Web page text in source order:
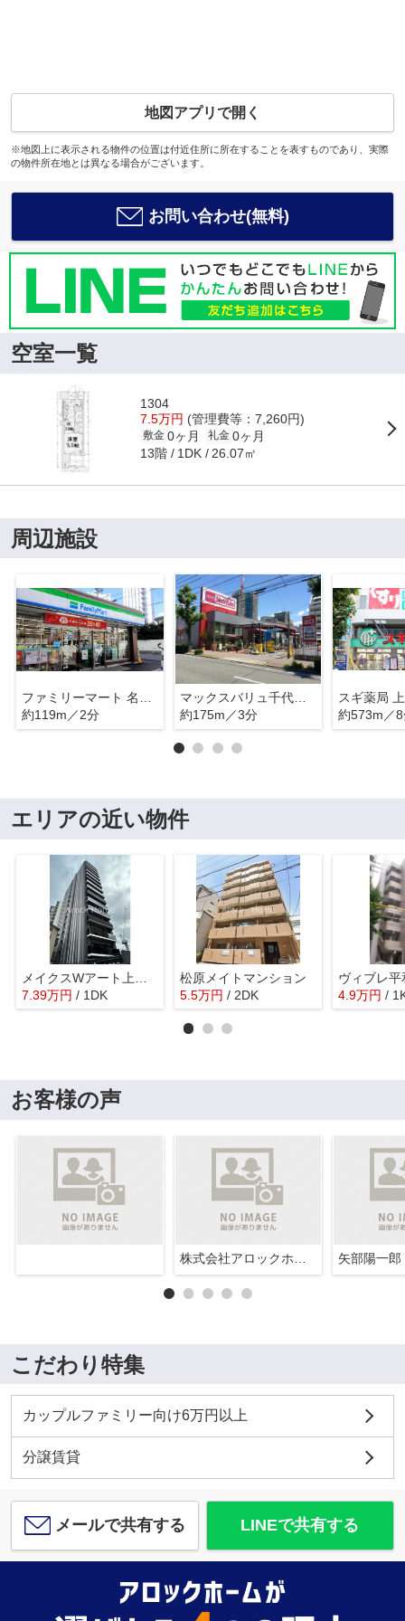
地図アプリで開く
※地図上に表示される物件の位置は付近住所に所在することを表すものであり、実際
の物件所在地とは異なる場合がございます。
お問い合わせ(無料)
空室一覧
1304
7.5万円 (管理費等：7,260円)
敷金 0ヶ月 礼金 0ヶ月
13階 1DK 26.07㎡
周辺施設
約119m／2分
マックスバリュ千代田店
約175m／3分
スギ薬局
約573m／
エリアの近い物件
7.39万円 / 1DK
松原メイトマンション
5.5万円 / 2DK
ヴィブレ平
4.9万円 /
お客様の声
株式会社アロックホーム 矢部陽一郎
こだわり特集
カップルファミリー向け6万円以上
分譲賃貸
メールで共有する LINEで共有する